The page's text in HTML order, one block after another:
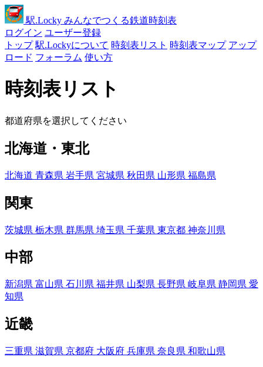
駅.Locky みんなでつくる鉄道時刻表
ログイン ユーザー登録
トップ 駅.Lockyについて 時刻表リスト 時刻表マップ アップ
ロード フォーラム 使い方
時刻表リスト
都道府県を選択してください
北海道・東北
北海道 青森県 岩手県 宮城県 秋田県 山形県 福島県
関東
茨城県 栃木県 群馬県 埼玉県 千葉県 東京都 神奈川県
中部
新潟県 富山県 石川県 福井県 山梨県 長野県 岐阜県 静岡県 愛
知県
近畿
三重県 滋賀県 京都府 大阪府 兵庫県 奈良県 和歌山県